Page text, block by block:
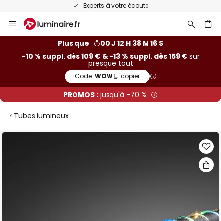
Experts à votre écoute
Allez
au
Plus que
00 J 12 H 38 M 15 S
-10 % suppl. dès 109 € & -13 % suppl. dès 159 €sur
presque tout
Code :WOW copier
PROMOS : jusqu'à -70 %
Tubes lumineux
Skip